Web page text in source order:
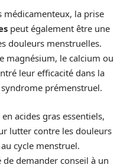
médicamenteux, la prise
peut également être une
douleurs menstruelles.
magnésium, le calcium ou
leur efficacité dans la
prémenstruel.
acides gras essentiels,
lutter contre les douleurs
cycle menstruel.
demander conseil à un